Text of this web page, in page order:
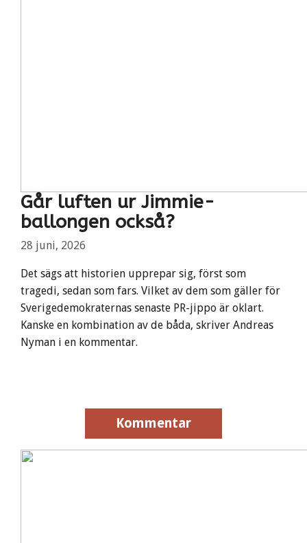
Går luften ur Jimmie-
ballongen också?
28 juni, 2026
Det sägs att historien upprepar sig, först som
tragedi, sedan som fars. Vilket av dem som gäller för
Sverigedemokraternas senaste PR-jippo är oklart.
Kanske en kombination av de båda, skriver Andreas
Nyman i en kommentar.
Kommentar
Kommentar